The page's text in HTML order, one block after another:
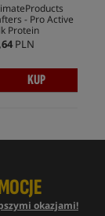
- Pro Active
Protein
PLN
KUP
okazjami!